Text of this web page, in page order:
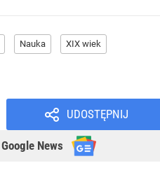
Nauka XIX wiek
UDOSTĘPNIJ
Google News